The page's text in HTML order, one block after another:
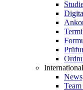
International